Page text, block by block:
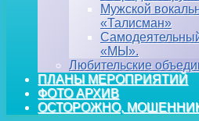
Мужской
«Талисман»
«МЫ».
Любительские
ПЛАНЫ МЕРОПРИЯТИЙ
ФОТО АРХИВ
ОСТОРОЖНО,